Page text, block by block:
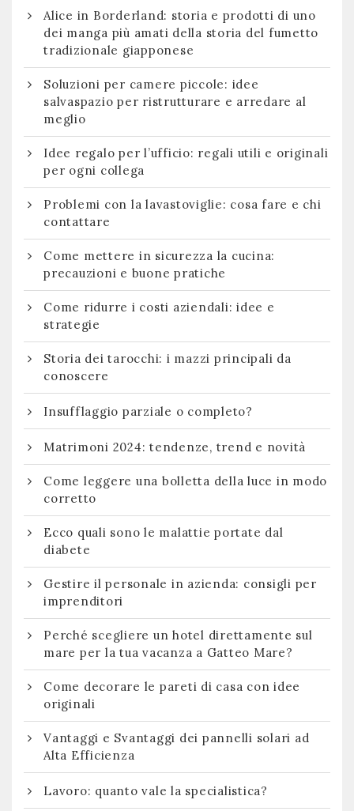
Alice in Borderland: storia e prodotti di uno
dei manga più amati della storia del fumetto
tradizionale giapponese
Soluzioni per camere piccole: idee
salvaspazio per ristrutturare e arredare al
meglio
Idee regalo per l’ufficio: regali utili e originali
per ogni collega
Problemi con la lavastoviglie: cosa fare e chi
contattare
Come mettere in sicurezza la cucina:
precauzioni e buone pratiche
Come ridurre i costi aziendali: idee e
strategie
Storia dei tarocchi: i mazzi principali da
conoscere
Insufflaggio parziale o completo?
Matrimoni 2024: tendenze, trend e novità
Come leggere una bolletta della luce in modo
corretto
Ecco quali sono le malattie portate dal
diabete
Gestire il personale in azienda: consigli per
imprenditori
Perché scegliere un hotel direttamente sul
mare per la tua vacanza a Gatteo Mare?
Come decorare le pareti di casa con idee
originali
Vantaggi e Svantaggi dei pannelli solari ad
Alta Efficienza
Lavoro: quanto vale la specialistica?